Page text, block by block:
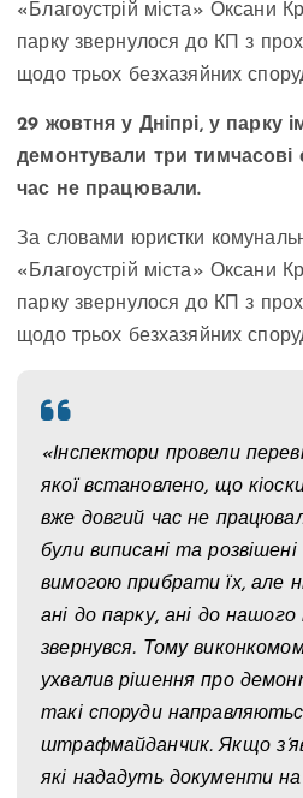
«Благоустрій міста» Оксани
парку звернулося до КП з
щодо трьох безхазяйних
29 жовтня у Дніпрі, у парку
демонтували три тимчасові
час не працювали.
За словами юристки
«Благоустрій міста» Оксани
парку звернулося до КП з
щодо трьох безхазяйних
«Інспектори провели
якої встановлено, що кіоски
вже довгий час не
були виписані та
вимогою прибрати їх, але
ані до парку, ані до
звернувся. Тому
ухвалив рішення про
такі споруди
штрафмайданчик. Якщо
які нададуть документи на